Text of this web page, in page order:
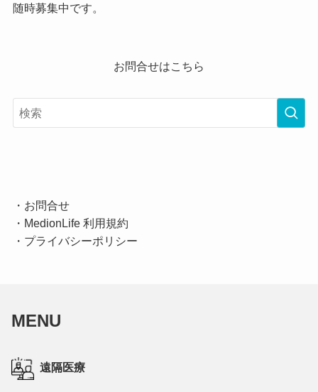
随時募集中です。
お問合せはこちら
・ お問合せ
・ MedionLife 利用規約
・ プライバシーポリシー
MENU
遠隔医療